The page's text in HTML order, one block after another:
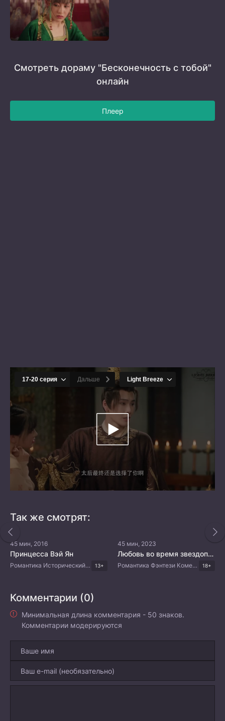
Смотреть дораму "Бесконечность с тобой"
онлайн
Плеер
Так же смотрят:
45 мин, 2016
Принцесса Вэй Ян
Романтика Исторический Драма Китайские дорамы 13+
45 мин, 2023
Любовь во время звездопада
Романтика Фэнтези Комедия Боевые искусства Китайские дорамы 18+
Комментарии (0)
Минимальная длина комментария - 50 знаков.
Комментарии модерируются